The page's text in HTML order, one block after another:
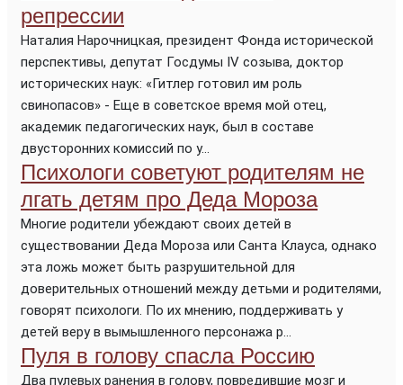
репрессии
Наталия Нарочницкая, президент Фонда исторической
перспективы, депутат Госдумы IV созыва, доктор
исторических наук: «Гитлер готовил им роль
свинопасов» - Еще в советское время мой отец,
академик педагогических наук, был в составе
двусторонних комиссий по у...
Психологи советуют родителям не
лгать детям про Деда Мороза
Многие родители убеждают своих детей в
существовании Деда Мороза или Санта Клауса, однако
эта ложь может быть разрушительной для
доверительных отношений между детьми и родителями,
говорят психологи. По их мнению, поддерживать у
детей веру в вымышленного персонажа р...
Пуля в голову спасла Россию
Два пулевых ранения в голову, повредившие мозг и